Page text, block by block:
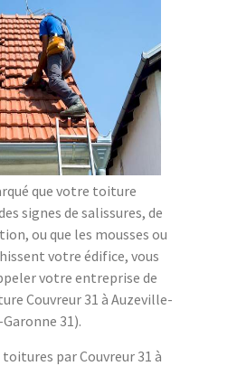
que votre toiture
signes de salissures, de
ou que les mousses ou
votre édifice, vous
votre entreprise de
Couvreur 31 à Auzeville-
31).
par Couvreur 31 à